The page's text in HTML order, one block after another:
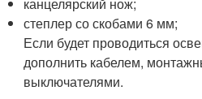
канцелярский нож;
степлер со скобами 6 мм;
Если будет проводиться
дополнить кабелем,
выключателями.